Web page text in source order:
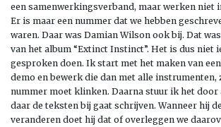
een samenwerkingsverband, maar werken niet
Er is maar een nummer dat we hebben
waren. Daar was Damian Wilson ook bij. Dat
van het album “Extinct Instinct”. Het is dus niet
gesproken doen. Ik start met het maken van
demo en bewerk die dan met alle instrumenten,
nummer moet klinken. Daarna stuur ik het door
daar de teksten bij gaat schrijven. Wanneer hij
veranderen doet hij dat of overleggen we